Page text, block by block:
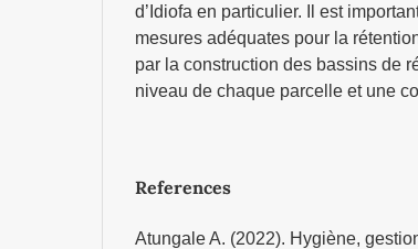
d’Idiofa en particulier. Il est
mesures adéquates pour la
par la construction des bassins de
niveau de chaque parcelle et une
References
Atungale A. (2022). Hygiène,